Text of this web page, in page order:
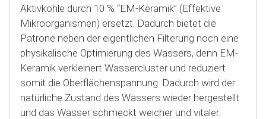
Aktivkohle durch 10 % “EM-Keramik” (Effektive
Mikroorganismen) ersetzt. Dadurch bietet die
Patrone neben der eigentlichen Filterung noch eine
physikalische Optimierung des Wassers, denn EM-
Keramik verkleinert Wassercluster und reduziert
somit die Oberflächenspannung. Dadurch wird der
natürliche Zustand des Wassers wieder hergestellt
und das Wasser schmeckt weicher und vitaler.